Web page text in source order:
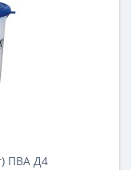
ПВА Д4